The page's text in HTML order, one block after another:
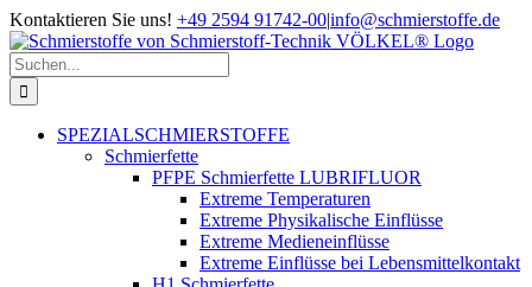
Zum
Inhalt
springen
Kontaktieren Sie uns! +49 2594 91742-00|info@schmierstoffe.de
Suche
nach:
SPEZIALSCHMIERSTOFFE
Schmierfette
PFPE Schmierfette LUBRIFLUOR
Extreme Temperaturen
Extreme Physikalische Einflüsse
Extreme Medieneinflüsse
Extreme Einflüsse bei Lebensmittelkontakt